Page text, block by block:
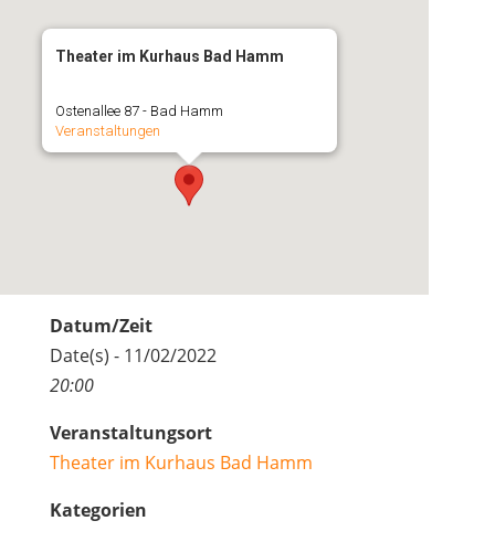
Theater im Kurhaus Bad Hamm
Ostenallee 87 - Bad Hamm
Veranstaltungen
Datum/Zeit
Date(s) - 11/02/2022
20:00
Veranstaltungsort
Theater im Kurhaus Bad Hamm
Kategorien